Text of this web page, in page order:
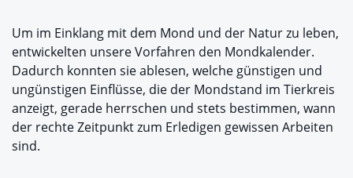
Um im Einklang mit dem Mond und der Natur zu leben,
entwickelten unsere Vorfahren den Mondkalender.
Dadurch konnten sie ablesen, welche günstigen und
ungünstigen Einflüsse, die der Mondstand im Tierkreis
anzeigt, gerade herrschen und stets bestimmen, wann
der rechte Zeitpunkt zum Erledigen gewissen Arbeiten
sind.